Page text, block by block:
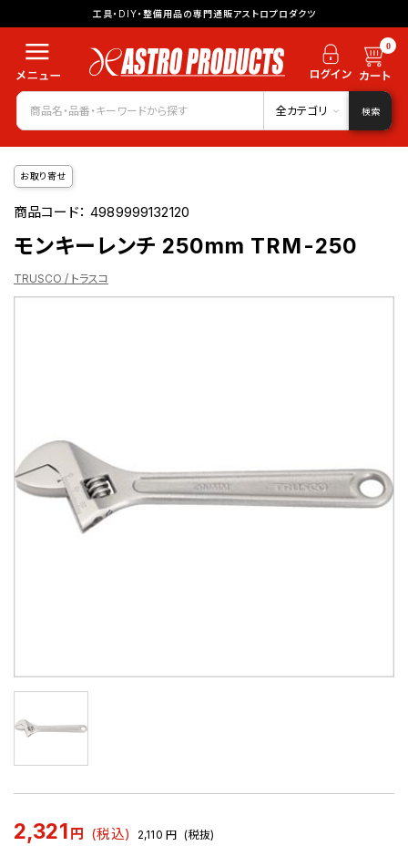
工具・DIY・整備用品の専門通販アストロプロダクツ
0
全カテゴリ 検索
お取り寄せ
商品コード：4989999132120
モンキーレンチ 250mm TRM-250
TRUSCO / トラスコ
2,321 円 (税込) 2,110 円 (税抜)